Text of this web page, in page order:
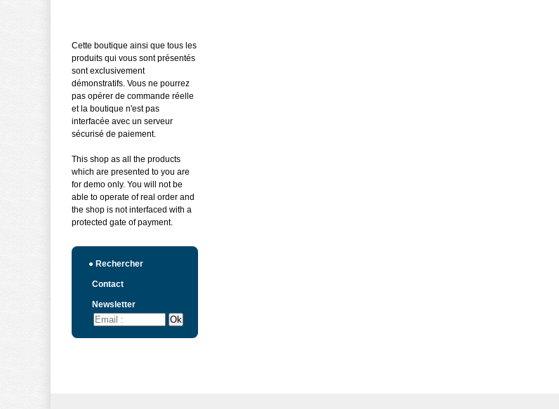
Cette boutique ainsi que tous les
produits qui vous sont présentés
sont exclusivement
démonstratifs. Vous ne pourrez
pas opérer de commande réelle
et la boutique n'est pas
interfacée avec un serveur
sécurisé de paiement.
This shop as all the products
which are presented to you are
for demo only. You will not be
able to operate of real order and
the shop is not interfaced with a
protected gate of payment.
● Rechercher
Contact
Newsletter